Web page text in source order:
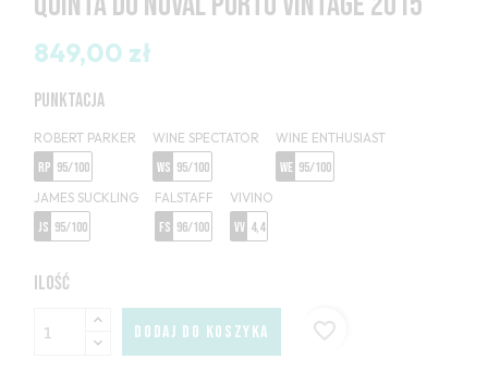
849,00 zł
PUNKTACJA
ROBERT PARKER
RP 95/100
WINE SPECTATOR
WS 95/100
WINE ENTHUSIAST
WE 95/100
JAMES SUCKLING
JS 95/100
FALSTAFF
FS 96/100
VIVINO
VV 4,4
ILOŚĆ
DODAJ DO KOSZYKA favorite_border